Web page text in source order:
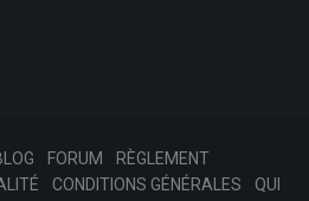
FORUM
RÈGLEMENT
CONDITIONS GÉNÉRALES QUI